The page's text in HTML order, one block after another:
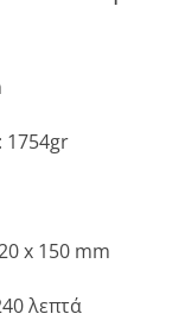
1754gr
x 150 mm
λεπτά